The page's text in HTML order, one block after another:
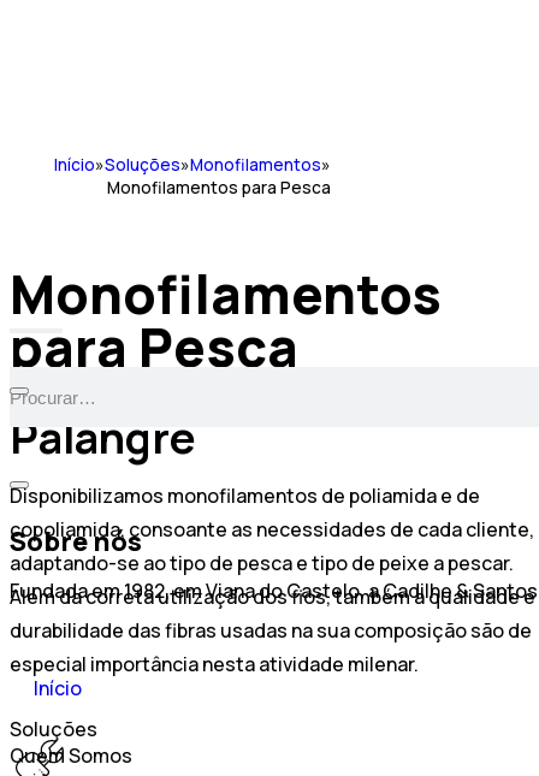
Sobre nós
Fundada em 1982, em Viana do Castelo, a Cadilhe &
Início
Soluções
Quem Somos
Início»Soluções»Monofilamentos»
Monofilamentos para Pesca
Monofilamentos
para Pesca
Soluções de Redes e
Palangre
Disponibilizamos monofilamentos de poliamida e de
copoliamida, consoante as necessidades de cada cliente,
adaptando-se ao tipo de pesca e tipo de peixe a pescar.
Além da correta utilização dos fios, também a qualidade e
durabilidade das fibras usadas na sua composição são de
especial importância nesta atividade milenar.